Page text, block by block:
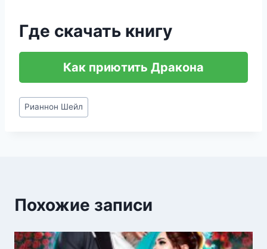
Где скачать книгу
Как приютить Дракона
Метки
записи:
Рианнон Шейл
Похожие записи